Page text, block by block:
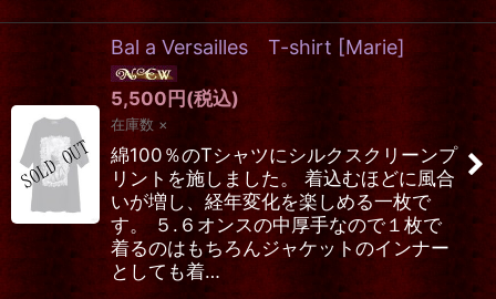
Bal a Versailles T-shirt [Marie]
5,500 円 (税込)
在庫数 ×
綿100％のTシャツにシルクスクリーンプ
リントを施しました。 着込むほどに風合
いが増し、経年変化を楽しめる一枚で
す。 ５.６オンスの中厚手なので１枚で
着るのはもちろんジャケットのインナー
としても着…